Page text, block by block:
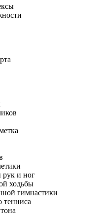
рук и ног
ходьбы
гимнастики
тенниса